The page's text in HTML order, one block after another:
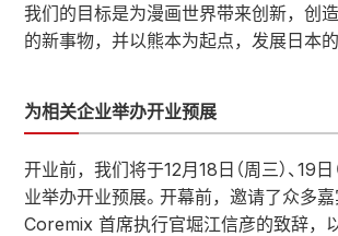
我们的目标是为漫画世界带来创新，创
的新事物，并以熊本为起点，发展日本的
为相关企业举办开业预展
开业前，我们将于12月18日（周三）、19日
业举办开业预展。开幕前，邀请了众多
Coremix 首席执行官堀江信彦的致辞，